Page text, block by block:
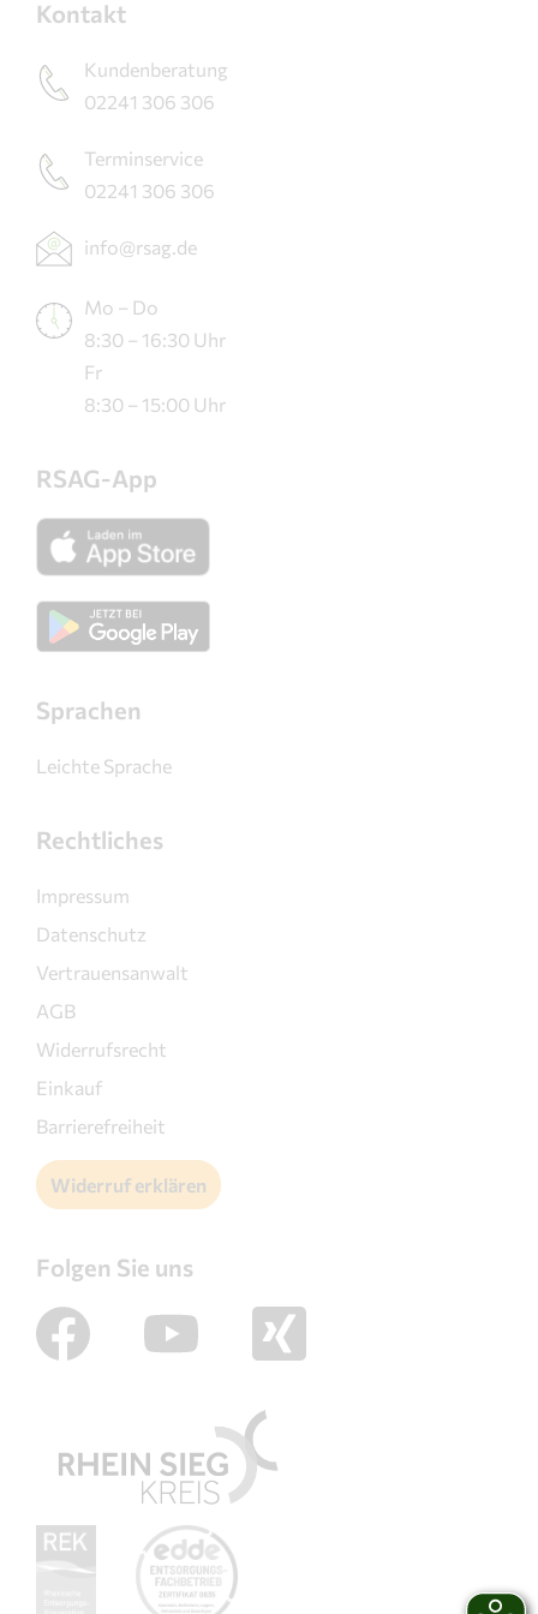
Kontakt
Kundenberatung
02241 306 306
Terminservice
02241 306 306
info@rsag.de
Mo – Do
8:30 – 16:30 Uhr
Fr
8:30 – 15:00 Uhr
RSAG-App
Sprachen
Leichte Sprache
Rechtliches
Impressum
Datenschutz
Vertrauensanwalt
AGB
Widerrufsrecht
Einkauf
Barrierefreiheit
Widerruf erklären
Folgen Sie uns